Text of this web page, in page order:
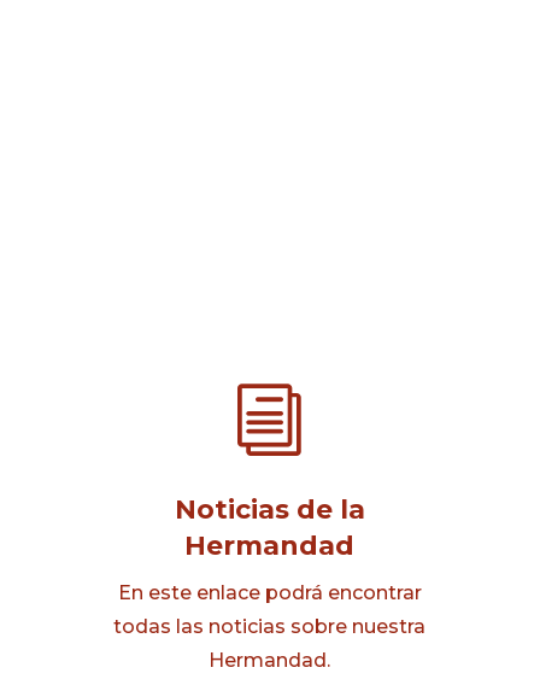
i
Noticias de la
Hermandad
En este enlace podrá encontrar
todas las noticias sobre nuestra
Hermandad.